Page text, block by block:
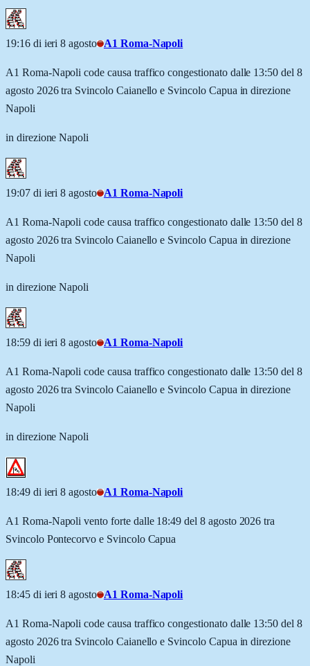
19:16 di ieri 8 agosto A1 Roma-Napoli
A1 Roma-Napoli code causa traffico congestionato dalle 13:50 del 8
agosto 2026 tra Svincolo Caianello e Svincolo Capua in direzione
Napoli
in direzione Napoli
19:07 di ieri 8 agosto A1 Roma-Napoli
A1 Roma-Napoli code causa traffico congestionato dalle 13:50 del 8
agosto 2026 tra Svincolo Caianello e Svincolo Capua in direzione
Napoli
in direzione Napoli
18:59 di ieri 8 agosto A1 Roma-Napoli
A1 Roma-Napoli code causa traffico congestionato dalle 13:50 del 8
agosto 2026 tra Svincolo Caianello e Svincolo Capua in direzione
Napoli
in direzione Napoli
18:49 di ieri 8 agosto A1 Roma-Napoli
A1 Roma-Napoli vento forte dalle 18:49 del 8 agosto 2026 tra
Svincolo Pontecorvo e Svincolo Capua
18:45 di ieri 8 agosto A1 Roma-Napoli
A1 Roma-Napoli code causa traffico congestionato dalle 13:50 del 8
agosto 2026 tra Svincolo Caianello e Svincolo Capua in direzione
Napoli